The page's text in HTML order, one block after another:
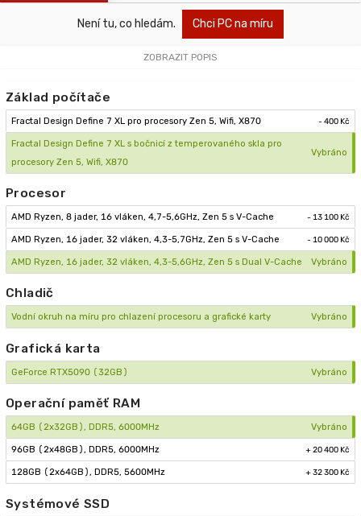
Není tu, co hledám. Chci PC na míru
ZOBRAZIT POPIS
Základ počítače
Fractal Design Define 7 XL pro procesory Zen 5, Wifi, X870 - 400 Kč
Fractal Design Define 7 XL s bočnicí z temperovaného skla pro
procesory Zen 5, Wifi, X870
Vybráno
Procesor
AMD Ryzen, 8 jader, 16 vláken, 4,7-5,6GHz, Zen 5 s V-Cache - 13 100 Kč
AMD Ryzen, 16 jader, 32 vláken, 4,3-5,7GHz, Zen 5 s V-Cache - 10 000 Kč
AMD Ryzen, 16 jader, 32 vláken, 4,3-5,6GHz, Zen 5 s Dual V-Cache Vybráno
Chladič
Vodní okruh na míru pro chlazení procesoru a grafické karty Vybráno
Grafická karta
GeForce RTX5090 (32GB) Vybráno
Operační paměť RAM
64GB (2x32GB), DDR5, 6000MHz Vybráno
96GB (2x48GB), DDR5, 6000MHz + 20 400 Kč
128GB (2x64GB), DDR5, 5600MHz + 32 300 Kč
Systémové SSD